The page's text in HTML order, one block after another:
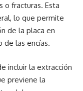
o fracturas. Esta
lo que permite
de la placa en
de las encías.
incluir la extracción
previene la